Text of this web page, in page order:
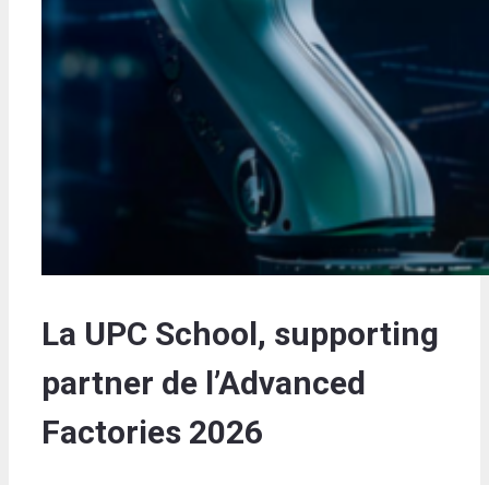
La UPC School, supporting
partner de l’Advanced
Factories 2026